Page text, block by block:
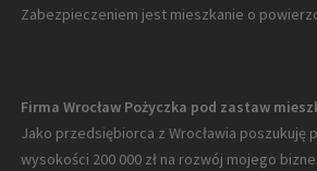
Zabezpieczeniem jest mieszkanie o
Firma Wrocław Pożyczka pod zastaw
Jako przedsiębiorca z Wrocławia poszukuję
wysokości 200 000 zł na rozwój mojego